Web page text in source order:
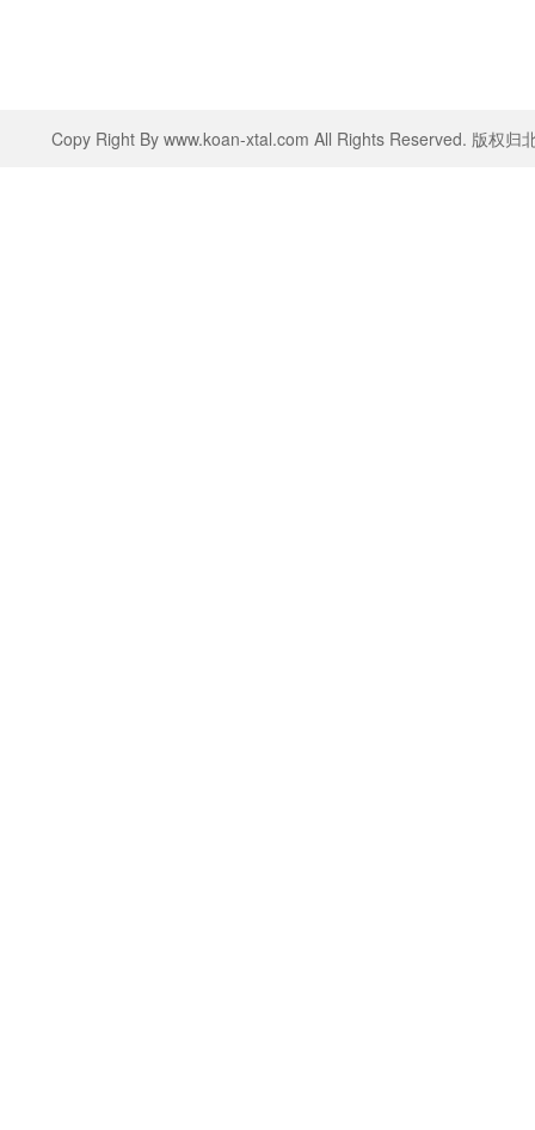
Copy Right By www.koan-xtal.com All Rights Reserved. 版权归